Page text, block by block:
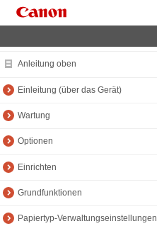
Anleitung oben
Einleitung (über das Gerät)
Wartung
Optionen
Einrichten
Grundfunktionen
Papiertyp-Verwaltungseinstellungen